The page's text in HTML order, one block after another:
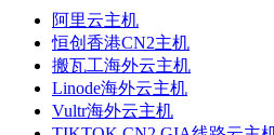
阿里云主机
恒创香港CN2主机
搬瓦工海外云主机
Linode海外云主机
Vultr海外云主机